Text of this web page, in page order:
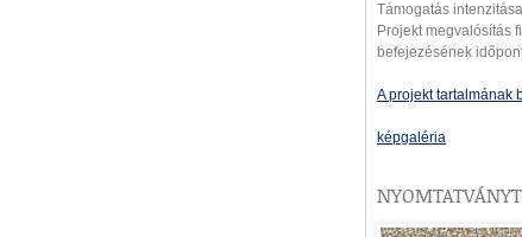
Támogatás
Projekt megvalósítás
befejezésének
A projekt tartalmának
képgaléria